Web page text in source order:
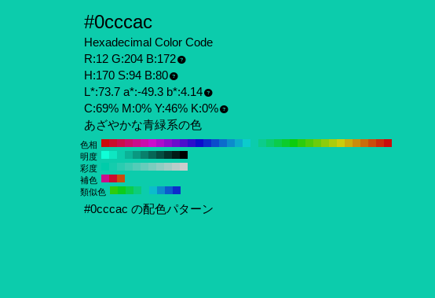
#0cccac
Hexadecimal Color Code
R:12 G:204 B:172
H:170 S:94 B:80
L*:73.7 a*:-49.3 b*:4.14
C:69% M:0% Y:46% K:0%
あざやかな青緑系の色
色相
明度
彩度
補色
類似色
#0cccac の配色パターン